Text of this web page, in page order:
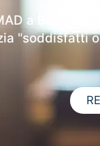
a
"soddisfatti